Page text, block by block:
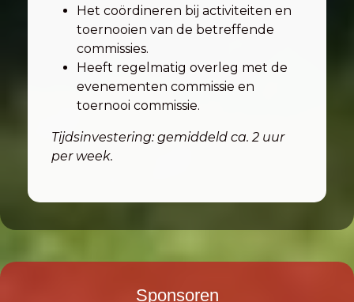
Het coördineren bij activiteiten en
toernooien van de betreffende
commissies.
Heeft regelmatig overleg met de
evenementen commissie en
toernooi commissie.
Tijdsinvestering: gemiddeld ca. 2 uur
per week.
Sponsoren